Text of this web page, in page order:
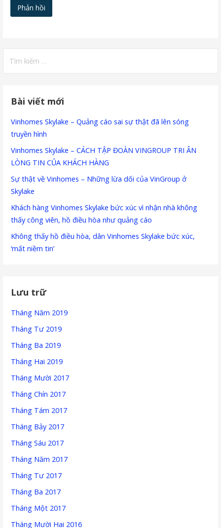
kiếm
Bài viết mới
Vinhomes Skylake – Quảng cáo sai sự thật đã lên sóng
truyền hình
Vinhomes Skylake – CÁCH TẬP ĐOÀN VINGROUP TRI ÂN
LÒNG TIN CỦA KHÁCH HÀNG
Sự thật về Vinhomes – Những lừa dối của VinGroup ở
Skylake
Khách hàng Vinhomes Skylake bức xúc vì nhận nhà không
thấy công viên, hồ điều hòa như quảng cáo
Không thấy hồ điều hòa, dân Vinhomes Skylake bức xúc,
‘mất niềm tin’
Lưu trữ
Tháng Năm 2019
Tháng Tư 2019
Tháng Ba 2019
Tháng Hai 2019
Tháng Mười 2017
Tháng Chín 2017
Tháng Tám 2017
Tháng Bảy 2017
Tháng Sáu 2017
Tháng Năm 2017
Tháng Tư 2017
Tháng Ba 2017
Tháng Một 2017
Tháng Mười Hai 2016